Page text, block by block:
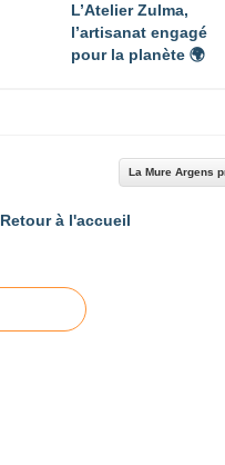
L’Atelier Zulma,
l’artisanat engagé
pour la planète 🌍
La Mure Argens
Retour à l'accueil